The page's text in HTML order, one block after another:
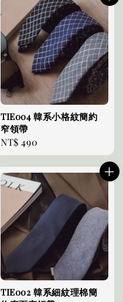
TIE004 韓系小格紋簡約
窄領帶
Regular
price
NT$ 490
TIE002 韓系細紋理棉簡